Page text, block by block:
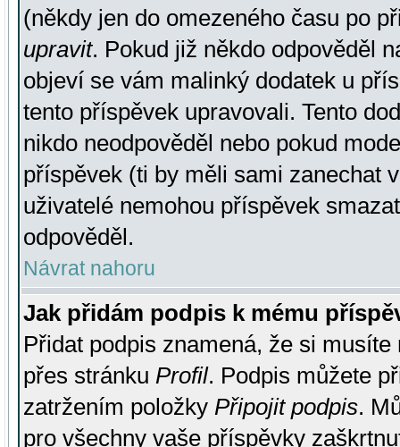
(někdy jen do omezeného času po
upravit. Pokud již někdo odpověděl
objeví se vám malinký dodatek u
tento příspěvek upravovali. Tento
nikdo neodpověděl nebo pokud
příspěvek (ti by měli sami zanechat
uživatelé nemohou příspěvek
odpověděl.
Návrat nahoru
Jak přidám podpis k mému
Přidat podpis znamená, že si
přes stránku Profil. Podpis můžete
zatržením položky Připojit podpis.
pro všechny vaše příspěvky